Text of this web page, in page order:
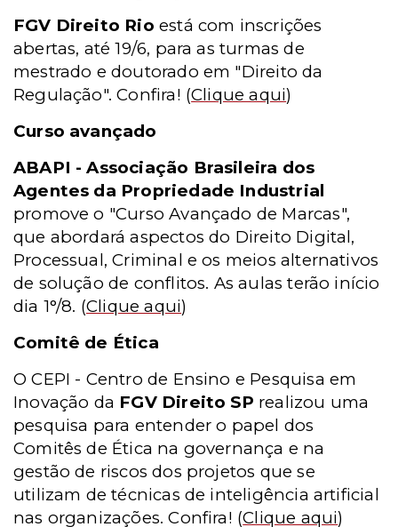
FGV Direito Rio está com inscrições
abertas, até 19/6, para as turmas de
mestrado e doutorado em "Direito da
Regulação". Confira! (Clique aqui)
Curso avançado
ABAPI - Associação Brasileira dos
Agentes da Propriedade Industrial
promove o "Curso Avançado de Marcas",
que abordará aspectos do Direito Digital,
Processual, Criminal e os meios alternativos
de solução de conflitos. As aulas terão início
dia 1°/8. (Clique aqui)
Comitê de Ética
O CEPI - Centro de Ensino e Pesquisa em
Inovação da FGV Direito SP realizou uma
pesquisa para entender o papel dos
Comitês de Ética na governança e na
gestão de riscos dos projetos que se
utilizam de técnicas de inteligência artificial
nas organizações. Confira! (Clique aqui)